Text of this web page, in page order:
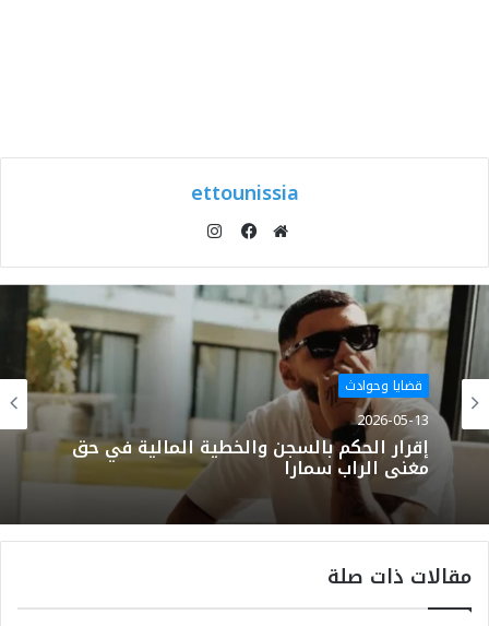
ettounissia
الويب
قضايا وحوادث
2026-05-13
إقرار الحكم بالسجن والخطية المالية في حق
مغني الراب سمارا
مقالات ذات صلة